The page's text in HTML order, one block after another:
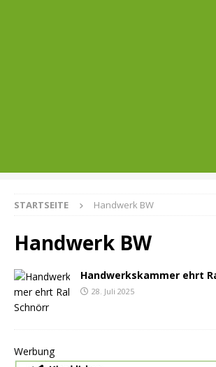
STARTSEITE Handwerk BW
Handwerk BW
Handwerkskammer ehrt
28. Juli 2025
Werbung